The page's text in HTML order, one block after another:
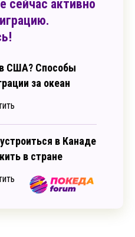
сейчас активно
США? Способы
за океан
в Канаде
в стране